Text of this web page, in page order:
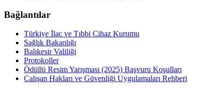
Bağlantılar
Türkiye İlaç ve Tıbbi Cihaz Kurumu
Sağlık Bakanlığı
Balıkesir Valiliği
Protokoller
Ödüllü Resim Yarışması (2025) Başvuru Koşulları
Çalışan Hakları ve Güvenliği Uygulamaları Rehberi